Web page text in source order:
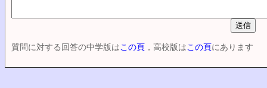
質問に対する回答の中学版はこの頁 ，高校版はこの頁にあります